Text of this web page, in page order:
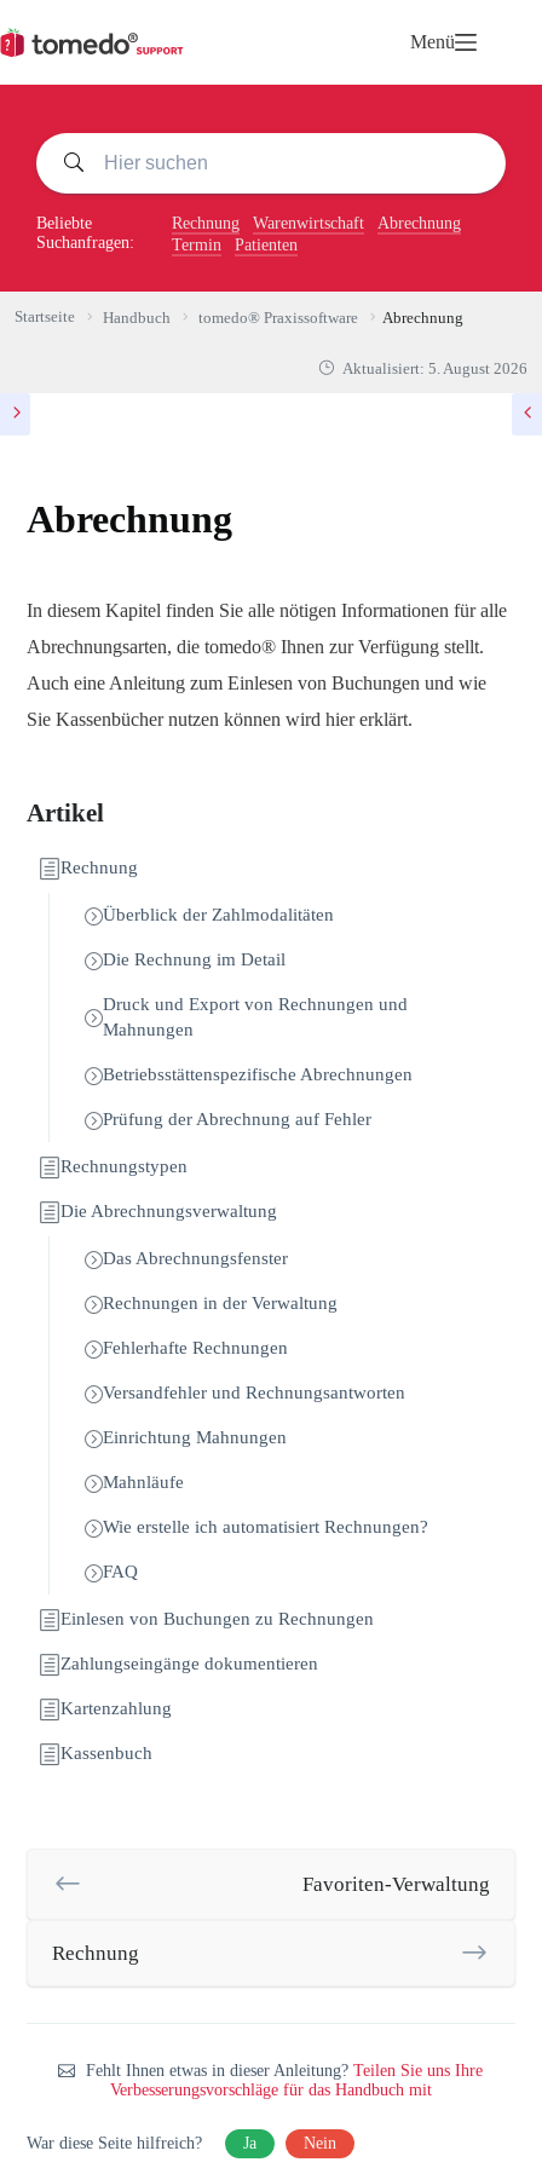
Inhalt
springen
Menü
Beliebte
Suchanfragen:
Rechnung Warenwirtschaft
Abrechnung
Termin
Patienten
Startseite Handbuch tomedo® Praxissoftware Abrechnung
Aktualisiert: 5. August 2026
Abrechnung
In diesem Kapitel finden Sie alle nötigen Informationen für alle
Abrechnungsarten, die tomedo® Ihnen zur Verfügung stellt.
Auch eine Anleitung zum Einlesen von Buchungen und wie
Sie Kassenbücher nutzen können wird hier erklärt.
Artikel
Rechnung
Überblick der Zahlmodalitäten
Die Rechnung im Detail
Druck und Export von Rechnungen und
Mahnungen
Betriebsstättenspezifische Abrechnungen
Prüfung der Abrechnung auf Fehler
Rechnungstypen
Die Abrechnungsverwaltung
Das Abrechnungsfenster
Rechnungen in der Verwaltung
Fehlerhafte Rechnungen
Versandfehler und Rechnungsantworten
Einrichtung Mahnungen
Mahnläufe
Wie erstelle ich automatisiert Rechnungen?
FAQ
Einlesen von Buchungen zu Rechnungen
Zahlungseingänge dokumentieren
Kartenzahlung
Kassenbuch
Favoriten-Verwaltung
Rechnung
Fehlt Ihnen etwas in dieser Anleitung?Teilen Sie uns Ihre
Verbesserungsvorschläge für das Handbuch mit
War diese Seite hilfreich? Ja Nein